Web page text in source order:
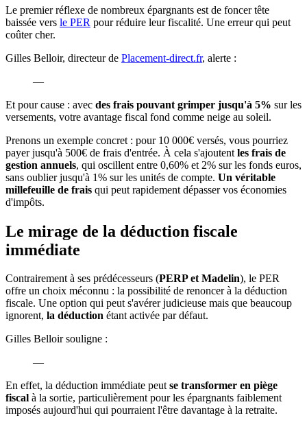
Le premier réflexe de nombreux épargnants est de foncer tête
baissée vers le PER pour réduire leur fiscalité. Une erreur qui peut
coûter cher.
Gilles Belloir, directeur de Placement-direct.fr, alerte :
—
Et pour cause : avec des frais pouvant grimper jusqu'à 5% sur les
versements, votre avantage fiscal fond comme neige au soleil.
Prenons un exemple concret : pour 10 000€ versés, vous pourriez
payer jusqu'à 500€ de frais d'entrée. À cela s'ajoutent les frais de
gestion annuels, qui oscillent entre 0,60% et 2% sur les fonds euros,
sans oublier jusqu'à 1% sur les unités de compte. Un véritable
millefeuille de frais qui peut rapidement dépasser vos économies
d'impôts.
Le mirage de la déduction fiscale
immédiate
Contrairement à ses prédécesseurs (PERP et Madelin), le PER
offre un choix méconnu : la possibilité de renoncer à la déduction
fiscale. Une option qui peut s'avérer judicieuse mais que beaucoup
ignorent, la déduction étant activée par défaut.
Gilles Belloir souligne :
—
En effet, la déduction immédiate peutse transformer en piège
fiscal à la sortie, particulièrement pour les épargnants faiblement
imposés aujourd'hui qui pourraient l'être davantage à la retraite.